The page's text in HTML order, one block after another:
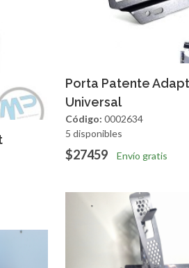
Agregar
Porta Patente
Universal
Código: 0002634
5 disponibles
$27459 Envío gratis